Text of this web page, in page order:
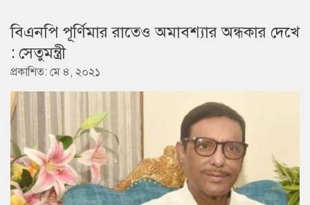
বিএনপি পূর্ণিমার রাতেও অমাবশ্যার অন্ধকার দেখে
: সেতুমন্ত্রী
প্রকাশিত: মে ৪, ২০২১